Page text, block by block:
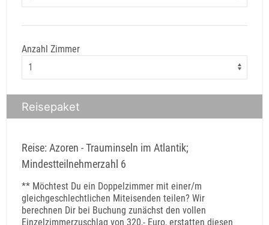
Anzahl Zimmer
Reisepaket
Reise: Azoren - Trauminseln im Atlantik;
Mindestteilnehmerzahl 6
** Möchtest Du ein Doppelzimmer mit einer/m
gleichgeschlechtlichen Miteisenden teilen? Wir
berechnen Dir bei Buchung zunächst den vollen
Einzelzimmerzuschlag von 320,- Euro, erstatten diesen